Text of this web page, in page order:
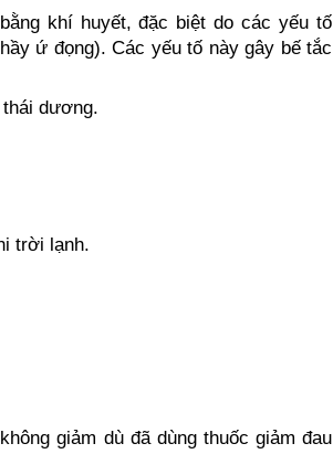
khí huyết, đặc biệt do các yếu tố
ứ đọng). Các yếu tố này gây bế tắc
dương.
trời lạnh.
giảm dù đã dùng thuốc giảm đau